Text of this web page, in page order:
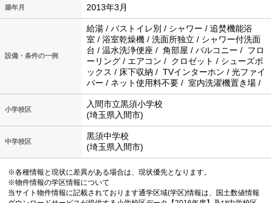
築年月 2013年3月
設備・条件の一例
給湯 / バストイレ別 / シャワー / 追焚機能浴
室 / 浴室乾燥機 / 洗面所独立 / シャワー付洗面
台 / 温水洗浄便座 / 角部屋 / バルコニー / フロ
ーリング / エアコン / クロゼット / シューズボ
ックス / 床下収納 / TVインターホン / 光ファイ
バー / ネット使用料不要 / 室内洗濯機置き場 /
小学校区
入間市立黒須小学校
(埼玉県入間市)
中学校区
黒須中学校
(埼玉県入間市)
※各種情報と現状に差異がある場合は、現状優先となります。
※物件情報の学区情報について
当サイト物件情報に記載されております通学区域(学区)情報は、国土数値情報